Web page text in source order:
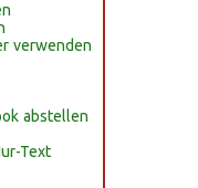
verwenden
abstellen
Text